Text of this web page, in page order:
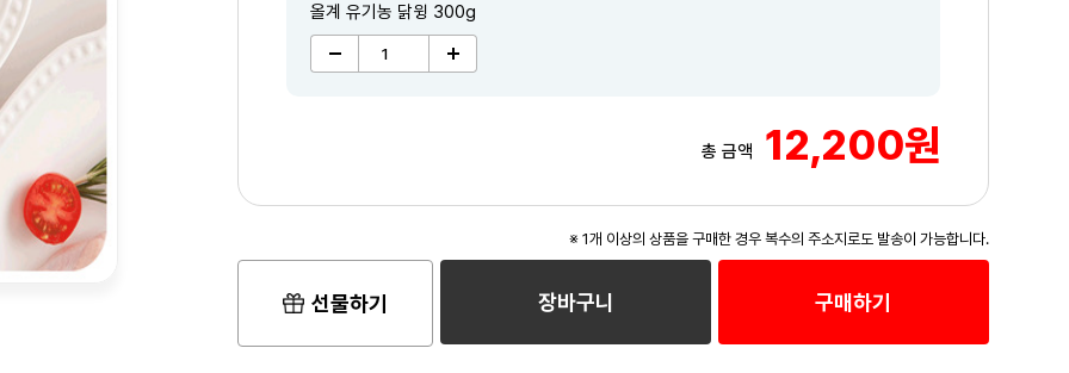
2/3 3/3
올계 유기농 닭윙 300g
총 금액 12,200원
※ 1개 이상의 상품을 구매한 경우 복수의 주소지로도 발송이 가능합니다.
선물하기 장바구니 구매하기